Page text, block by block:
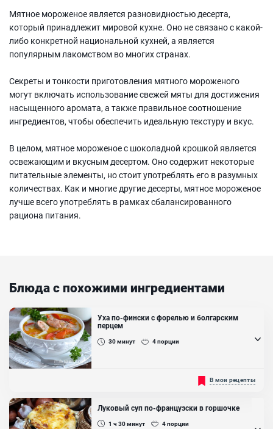
Мятное мороженое является разновидностью десерта,
который принадлежит мировой кухне. Оно не связано с какой-
либо конкретной национальной кухней, а является
популярным лакомством во многих странах.
Секреты и тонкости приготовления мятного мороженого
могут включать использование свежей мяты для достижения
насыщенного аромата, а также правильное соотношение
ингредиентов, чтобы обеспечить идеальную текстуру и вкус.
В целом, мятное мороженое с шоколадной крошкой является
освежающим и вкусным десертом. Оно содержит некоторые
питательные элементы, но стоит употреблять его в разумных
количествах. Как и многие другие десерты, мятное мороженое
лучше всего употреблять в рамках сбалансированного
рациона питания.
Блюда с похожими ингредиентами
Уха по-фински с форелью и болгарским
перцем
30минут 4порции
Наваристый суп молочного цвета с обжаренными овощами и
рыбой отличный выбор первого блюда на обед. От обычной ухи
финский суп отличает обязательное добавление сливок. Они
делают бульон невероятно нежным, бархатистым. Возьмите себе
на заметку и приготовьте этот насыщенный, питательный суп!...
В мои рецепты
Луковый суп по-французски в горшочке
1 ч 30минут 4порции